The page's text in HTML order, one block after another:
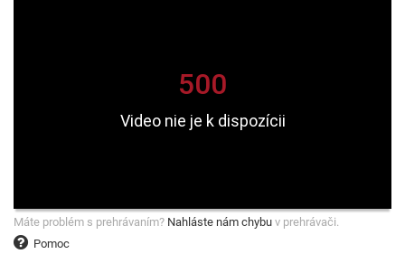
Pomoc
Máte problém s prehrávaním? Nahláste nám chybu v prehrávači.